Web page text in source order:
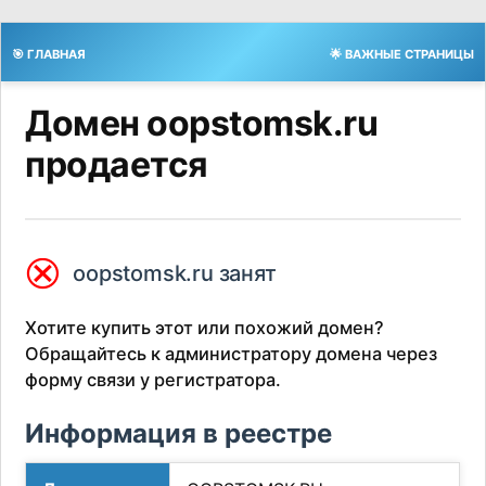
🎯 ГЛАВНАЯ 🌟 ВАЖНЫЕ СТРАНИЦЫ
Домен oopstomsk.ru
продается
⮿ oopstomsk.ru занят
Хотите купить этот или похожий домен?
Обращайтесь к администратору домена через
форму связи у регистратора.
Информация в реестре